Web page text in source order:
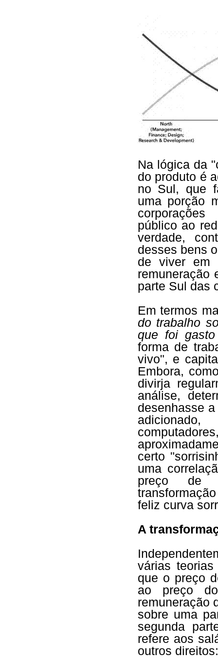
Na lógica da
do produto é
no Sul, que
uma porção
público ao
verdade,
desses bens
de viver em
remuneração
parte Sul das
Em termos
do trabalho
que foi
forma de
vivo", e
Embora,
divirja
análise,
desenhasse
certo
uma
preço de
feliz curva
A
várias
que o preço
ao preço
remuneração
sobre uma
segunda
refere aos
outros